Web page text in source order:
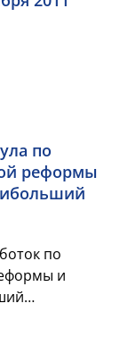
по
реформы
по
и
Б...